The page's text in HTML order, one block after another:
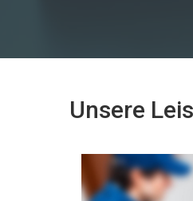
Unsere